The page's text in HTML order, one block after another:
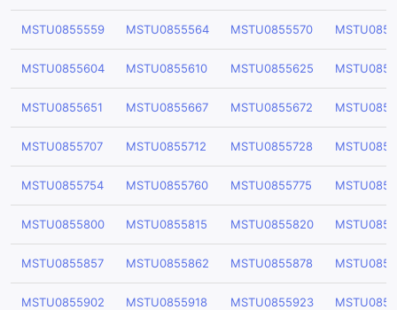
MSTU0855559 MSTU0855564 MSTU0855570
MSTU0855604 MSTU0855610 MSTU0855625
MSTU0855651 MSTU0855667 MSTU0855672
MSTU0855707 MSTU0855712 MSTU0855728
MSTU0855754 MSTU0855760 MSTU0855775
MSTU0855800 MSTU0855815 MSTU0855820
MSTU0855857 MSTU0855862 MSTU0855878
MSTU0855902 MSTU0855918 MSTU0855923